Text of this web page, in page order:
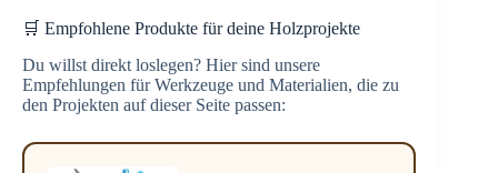
🛒 Empfohlene Produkte für deine Holzprojekte
Du willst direkt loslegen? Hier sind unsere
Empfehlungen für Werkzeuge und Materialien, die zu
den Projekten auf dieser Seite passen: